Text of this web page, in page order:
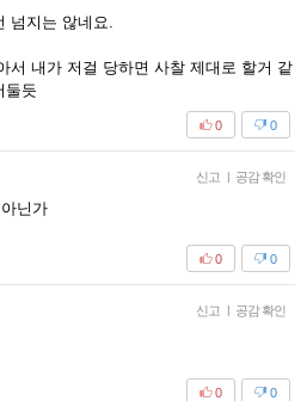
넘지는 않네요.
서 내가 저걸 당하면 사찰 제대로 할거 같
둘듯
0
0
신고 | 공감 확인
닌가
0
0
신고 | 공감 확인
0
0